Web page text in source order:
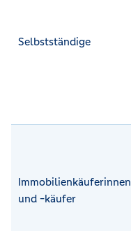
Selbstständige
Immobilienkäuferinnen
und -käufer